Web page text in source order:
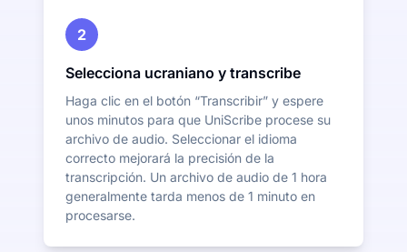
2
Selecciona ucraniano y transcribe
Haga clic en el botón “Transcribir” y espere
unos minutos para que UniScribe procese su
archivo de audio. Seleccionar el idioma
correcto mejorará la precisión de la
transcripción. Un archivo de audio de 1 hora
generalmente tarda menos de 1 minuto en
procesarse.